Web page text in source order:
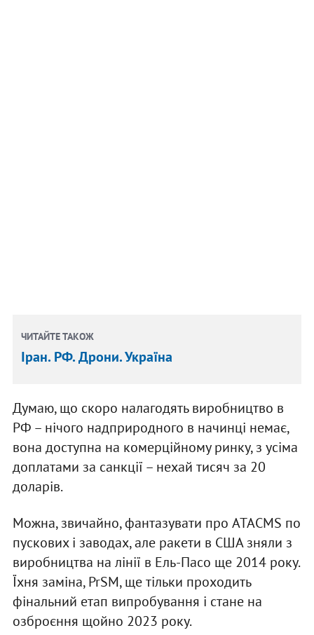
ЧИТАЙТЕ ТАКОЖ
Іран. РФ. Дрони. Україна
Думаю, що скоро налагодять виробництво в
РФ – нічого надприродного в начинці немає,
вона доступна на комерційному ринку, з усіма
доплатами за санкції – нехай тисяч за 20
доларів.
Можна, звичайно, фантазувати про ATACMS по
пускових і заводах, але ракети в США зняли з
виробництва на лінії в Ель-Пасо ще 2014 року.
Їхня заміна, PrSM, ще тільки проходить
фінальний етап випробування і стане на
озброєння щойно 2023 року.